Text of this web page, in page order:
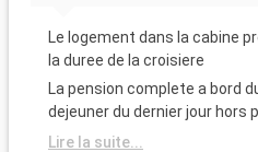
Le logement dans la cabine
la duree de la croisiere
La pension complete a bord
dejeuner du dernier jour
Lire la suite...